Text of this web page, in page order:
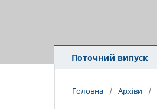
Поточний випуск
Головна / Архіви /